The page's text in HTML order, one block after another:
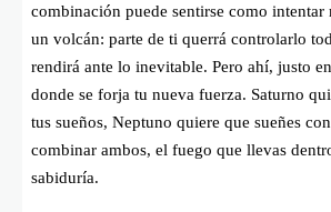
combinación puede sentirse como intentar
un volcán: parte de ti querrá controlarlo
rendirá ante lo inevitable. Pero ahí, justo
donde se forja tu nueva fuerza. Saturno
tus sueños, Neptuno quiere que sueñes
combinar ambos, el fuego que llevas
sabiduría.